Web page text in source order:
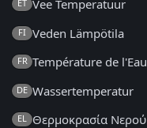
ET Vee Temperatuur
FI Veden Lämpötila
FR Température de l'Eau
DE Wassertemperatur
EL Θερμοκρασία Νερού